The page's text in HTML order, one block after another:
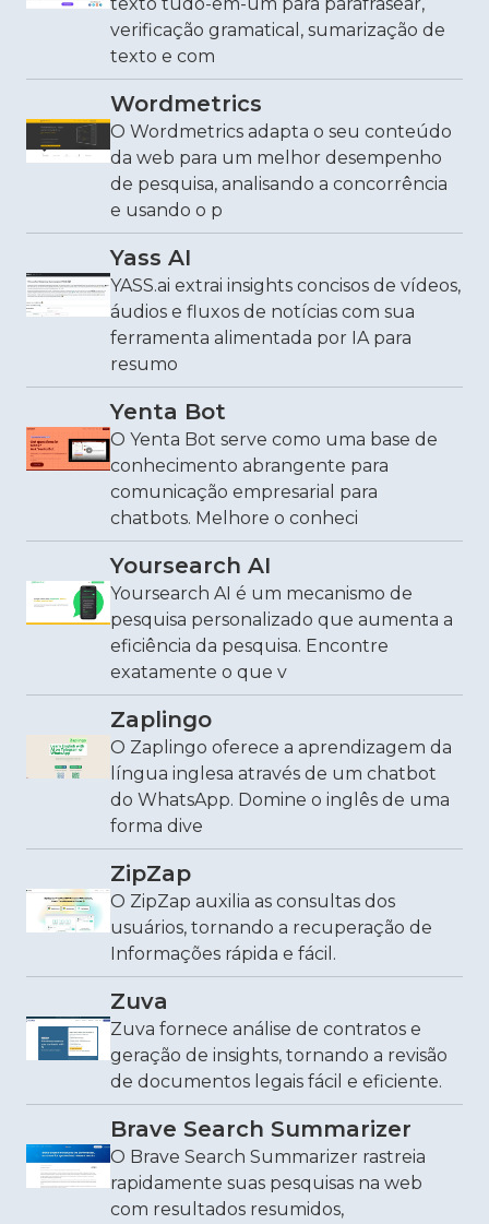
verificação gramatical, sumarização de
texto e com
Wordmetrics
O Wordmetrics adapta o seu conteúdo
da web para um melhor desempenho
de pesquisa, analisando a concorrência
e usando o p
Yass AI
YASS.ai extrai insights concisos de vídeos,
áudios e fluxos de notícias com sua
ferramenta alimentada por IA para
resumo
Yenta Bot
O Yenta Bot serve como uma base de
conhecimento abrangente para
comunicação empresarial para
chatbots. Melhore o conheci
Yoursearch AI
Yoursearch AI é um mecanismo de
pesquisa personalizado que aumenta a
eficiência da pesquisa. Encontre
exatamente o que v
Zaplingo
O Zaplingo oferece a aprendizagem da
língua inglesa através de um chatbot
do WhatsApp. Domine o inglês de uma
forma dive
ZipZap
O ZipZap auxilia as consultas dos
usuários, tornando a recuperação de
Informações rápida e fácil.
Zuva
Zuva fornece análise de contratos e
geração de insights, tornando a revisão
de documentos legais fácil e eficiente.
Brave Search Summarizer
O Brave Search Summarizer rastreia
rapidamente suas pesquisas na web
com resultados resumidos,